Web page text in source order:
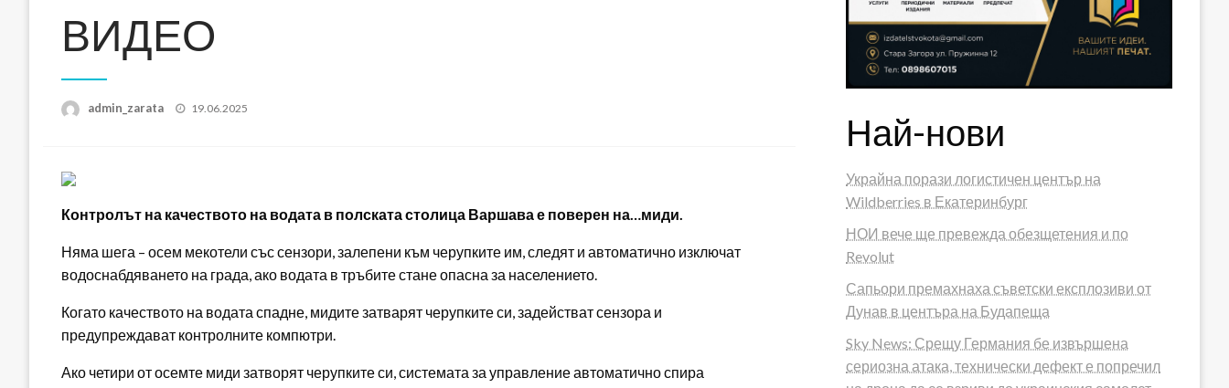
ВИДЕО
admin_zarata
Posted
19.06.2025
Контролът на качеството на водата в полската столица Варшава е поверен на…миди.
Няма шега – осем мекотели със сензори, залепени към черупките им, следят и автоматично изключат
водоснабдяването на града, ако водата в тръбите стане опасна за населението.
Когато качеството на водата спадне, мидите затварят черупките си, задействат сензора и
предупреждават контролните компютри.
Ако четири от осемте миди затворят черупките си, системата за управление автоматично спира
Най-нови
Украйна порази логистичен център на
Wildberries в Екатеринбург
НОИ вече ще превежда обезщетения и по
Revolut
Сапьори премахнаха съветски експлозиви от
Дунав в центъра на Будапеща
Sky News: Срещу Германия бе извършена
сериозна атака, технически дефект е попречил